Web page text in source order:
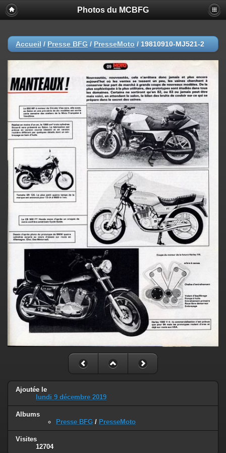
Photos du MCBFG
Accueil / Presse BFG / PresseMoto / 19810910-MJ521-2
Ajoutée le
lundi 9 décembre 2019
Albums
Presse BFG / PresseMoto
Visites
12704